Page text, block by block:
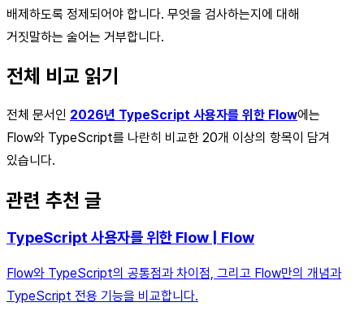
배제하도록 정제되어야 합니다. 무엇을 검사하는지에 대해
거짓말하는 술어는 거부합니다.
전체 비교 읽기
전체 문서인 2026년 TypeScript 사용자를 위한 Flow에는
Flow와 TypeScript를 나란히 비교한 20개 이상의 항목이 담겨
있습니다.
관련 추천 글
TypeScript 사용자를 위한 Flow | Flow
Flow와 TypeScript의 공통점과 차이점, 그리고 Flow만의 개념과
TypeScript 전용 기능을 비교합니다.